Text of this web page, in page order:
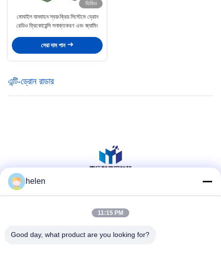
ভিডিও
মোবাইল যানবাহন স্বয়ংক্রিয় সিস্টেমে ড্রোন
রেডিও ফ্রিকোয়েন্সি সনাক্তকরণ এবং জ্যামিং
সেরা দাম পান
এন্টি-ড্রোন রাডার
helen
11:15 PM
Good day, what product are you looking for?